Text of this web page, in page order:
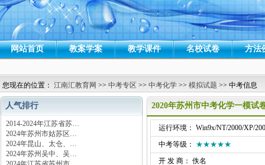
网站首页 教案学案 教学课件 名校试卷 方法
您现在的位置： 江南汇教育网 >> 中考专区 >> 中考化学 >> 模拟试题 >> 中考信息
人气排行
2014-2024年江苏省苏…
2024年苏州市姑苏区…
2024年昆山、太仓、…
2024年苏州吴中、吴…
2020年苏州市中考化学一模试
运行环境： Win9x/NT/2000/XP/
中考等级： ★★★★★
开 发 商： 佚名